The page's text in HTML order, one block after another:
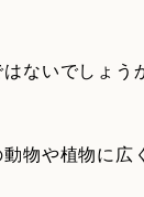
ないでしょう
物や植物に